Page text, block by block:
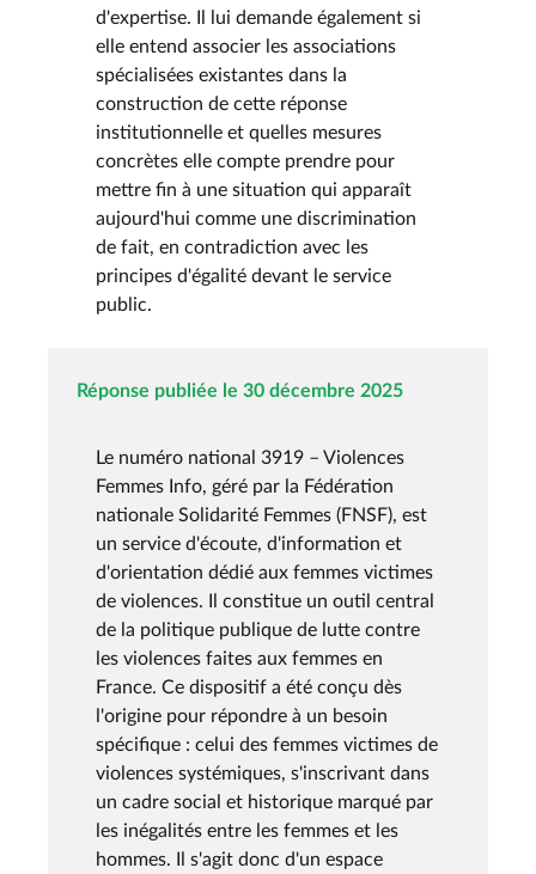
d'expertise. Il lui demande également si
elle entend associer les associations
spécialisées existantes dans la
construction de cette réponse
institutionnelle et quelles mesures
concrètes elle compte prendre pour
mettre fin à une situation qui apparaît
aujourd'hui comme une discrimination
de fait, en contradiction avec les
principes d'égalité devant le service
public.
Réponse publiée le 30 décembre 2025
Le numéro national 3919 – Violences
Femmes Info, géré par la Fédération
nationale Solidarité Femmes (FNSF), est
un service d'écoute, d'information et
d'orientation dédié aux femmes victimes
de violences. Il constitue un outil central
de la politique publique de lutte contre
les violences faites aux femmes en
France. Ce dispositif a été conçu dès
l'origine pour répondre à un besoin
spécifique : celui des femmes victimes de
violences systémiques, s'inscrivant dans
un cadre social et historique marqué par
les inégalités entre les femmes et les
hommes. Il s'agit donc d'un espace